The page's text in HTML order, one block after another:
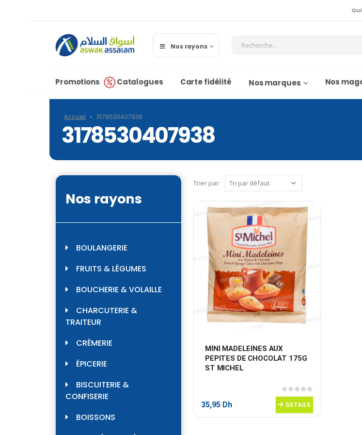
Nos rayons
Promotions Catalogues Carte fidélité Nos marques Nos
Accueil » 3178530407938
3178530407938
Trier par:
MINI MADELEINES AUX
PEPITES DE CHOCOLAT 175G
ST MICHEL
0sur 5
35,95 Dh DETAILS
Nos rayons
BOULANGERIE
FRUITS & LÉGUMES
BOUCHERIE & VOLAILLE
CHARCUTERIE &
TRAITEUR
CRÈMERIE
ÉPICERIE
BISCUITERIE &
CONFISERIE
BOISSONS